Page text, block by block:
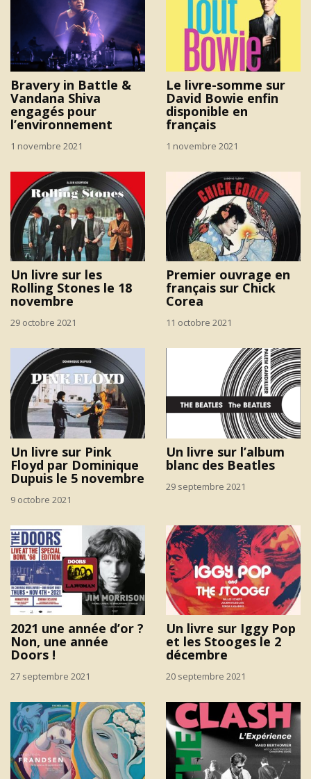
Bravery in Battle &
Vandana Shiva
engagés pour
l’environnement
1 novembre 2021
Le livre-somme sur
David Bowie enfin
disponible en
français
1 novembre 2021
Un livre sur les
Rolling Stones le 18
novembre
29 octobre 2021
Premier ouvrage en
français sur Chick
Corea
11 octobre 2021
Un livre sur Pink
Floyd par Dominique
Dupuis le 5 novembre
9 octobre 2021
Un livre sur l’album
blanc des Beatles
29 septembre 2021
2021 une année d’or ?
Non, une année
Doors !
27 septembre 2021
Un livre sur Iggy Pop
et les Stooges le 2
décembre
20 septembre 2021